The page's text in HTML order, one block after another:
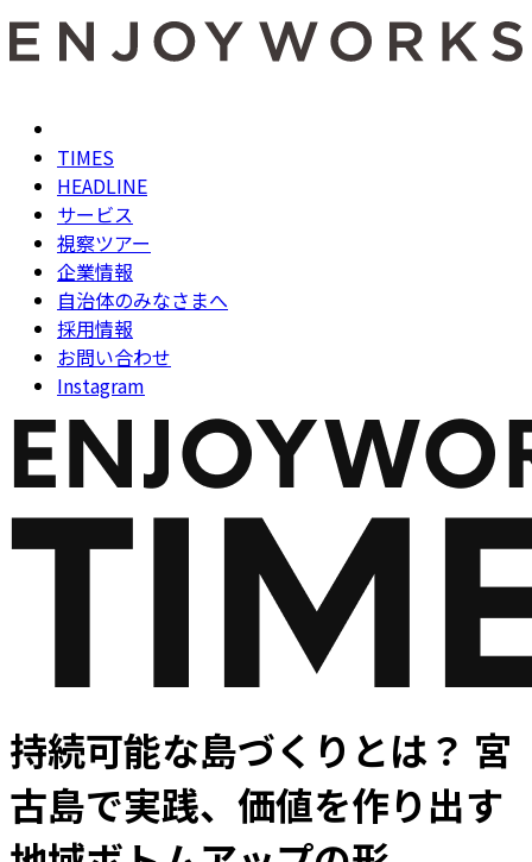
TIMES
HEADLINE
サービス
視察ツアー
企業情報
自治体のみなさまへ
採用情報
お問い合わせ
Instagram
持続可能な島づくりとは？ 宮
古島で実践、価値を作り出す